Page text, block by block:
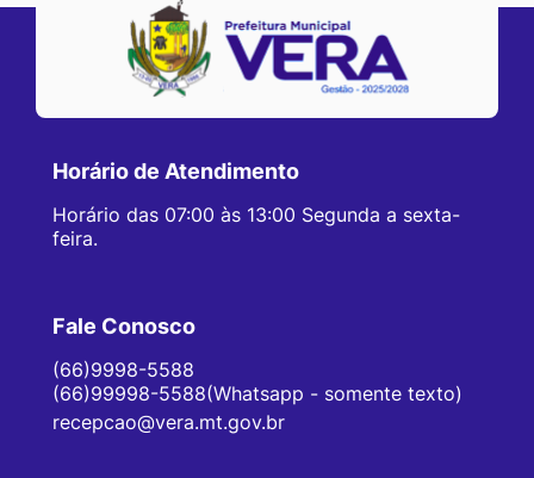
Horário de Atendimento
Horário das 07:00 às 13:00 Segunda a sexta-
feira.
Fale Conosco
(66)9998-5588
(66)99998-5588(Whatsapp - somente texto)
recepcao@vera.mt.gov.br